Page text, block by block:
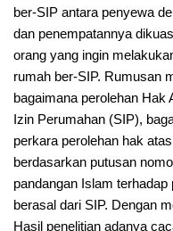
ber-SIP antara penyewa
dan penempatannya
orang yang ingin
rumah ber-SIP. Rumusan
bagaimana perolehan Hak
Izin Perumahan (SIP),
perkara perolehan hak
berdasarkan putusan
pandangan Islam
berasal dari SIP. Dengan
Hasil penelitian adanya